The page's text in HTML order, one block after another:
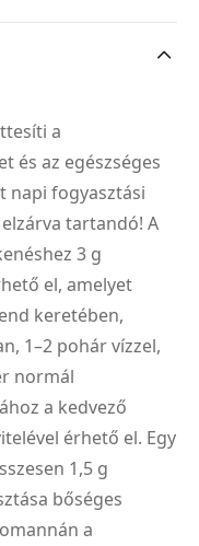
a
és az egészséges
napi fogyasztási
tartandó! A
3 g
el, amelyet
keretében,
1–2 pohár vízzel,
normál
a kedvező
érhető el. Egy
1,5 g
bőséges
a